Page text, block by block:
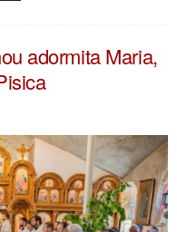
adormita Maria,